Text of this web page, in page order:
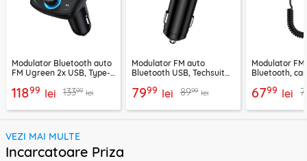
Modulator Bluetooth auto
FM Ugreen 2x USB, Type-
11899 lei 13399 lei
Modulator FM auto
Bluetooth USB, Techsuit
7999 lei 8999 lei
Modulator
Bluetooth,
6799 lei
VEZI MAI MULTE
Incarcatoare Priza